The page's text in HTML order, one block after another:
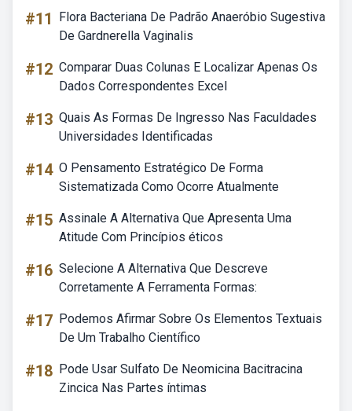
#11
Flora Bacteriana De Padrão Anaeróbio Sugestiva
De Gardnerella Vaginalis
#12 Comparar Duas Colunas E Localizar Apenas Os
Dados Correspondentes Excel
#13 Quais As Formas De Ingresso Nas Faculdades
Universidades Identificadas
#14 O Pensamento Estratégico De Forma
Sistematizada Como Ocorre Atualmente
#15 Assinale A Alternativa Que Apresenta Uma
Atitude Com Princípios éticos
#16 Selecione A Alternativa Que Descreve
Corretamente A Ferramenta Formas:
#17 Podemos Afirmar Sobre Os Elementos Textuais
De Um Trabalho Científico
#18 Pode Usar Sulfato De Neomicina Bacitracina
Zincica Nas Partes íntimas